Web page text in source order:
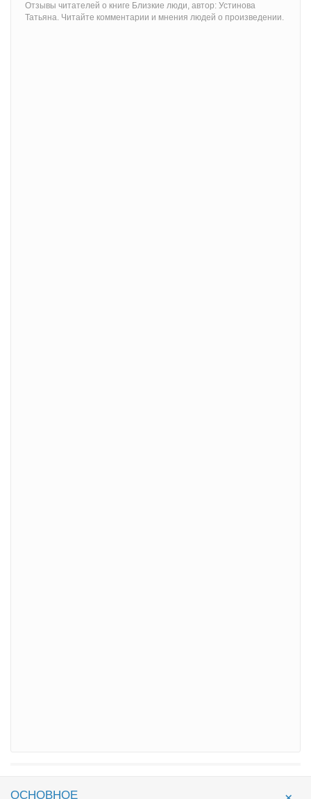
Отзывы читателей о книге Близкие люди, автор: Устинова
Татьяна. Читайте комментарии и мнения людей о произведении.
ОСНОВНОЕ